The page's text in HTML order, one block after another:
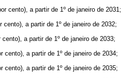
cento), a partir de 1º de janeiro de 2031;
cento), a partir de 1º de janeiro de 2032;
a partir de 1º de janeiro de 2033;
cento), a partir de 1º de janeiro de 2034;
cento), a partir de 1º de janeiro de 2035;